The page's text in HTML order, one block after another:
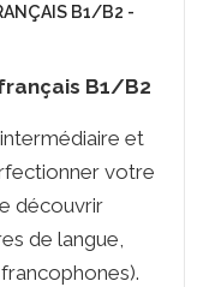
B1/B2 -
B1/B2
et
votre
découvrir
de langue,